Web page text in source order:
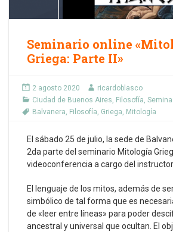
Seminario online
Griega: Parte II»
2 agosto 2020
ricardoblasco
Ciudad de Buenos Aires, Filosofía,
Balvanera, Filosofía, Griega, Mitología
El sábado 25 de julio, la sede de
2da parte del seminario Mitología
videoconferencia a cargo del
El lenguaje de los mitos, además de
simbólico de tal forma que es
de «leer entre líneas» para poder
ancestral y universal que ocultan. El